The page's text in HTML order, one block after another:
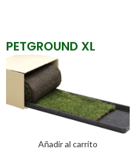
PETGROUND XL
Añadir al carrito